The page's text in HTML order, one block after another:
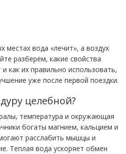
местах вода «лечит», а воздух
разберём, какие свойства
как их правильно использовать,
уже после первой поездки.
целебной?
температура и окружающая
богаты магнием, кальцием и
расслабить мышцы и
Теплая вода ускоряет обмен